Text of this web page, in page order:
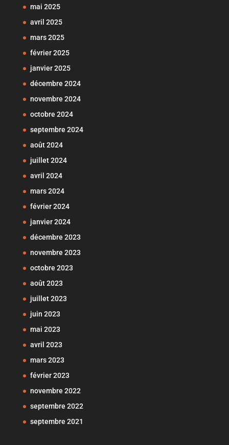
mai 2025
avril 2025
mars 2025
février 2025
janvier 2025
décembre 2024
novembre 2024
octobre 2024
septembre 2024
août 2024
juillet 2024
avril 2024
mars 2024
février 2024
janvier 2024
décembre 2023
novembre 2023
octobre 2023
août 2023
juillet 2023
juin 2023
mai 2023
avril 2023
mars 2023
février 2023
novembre 2022
septembre 2022
septembre 2021